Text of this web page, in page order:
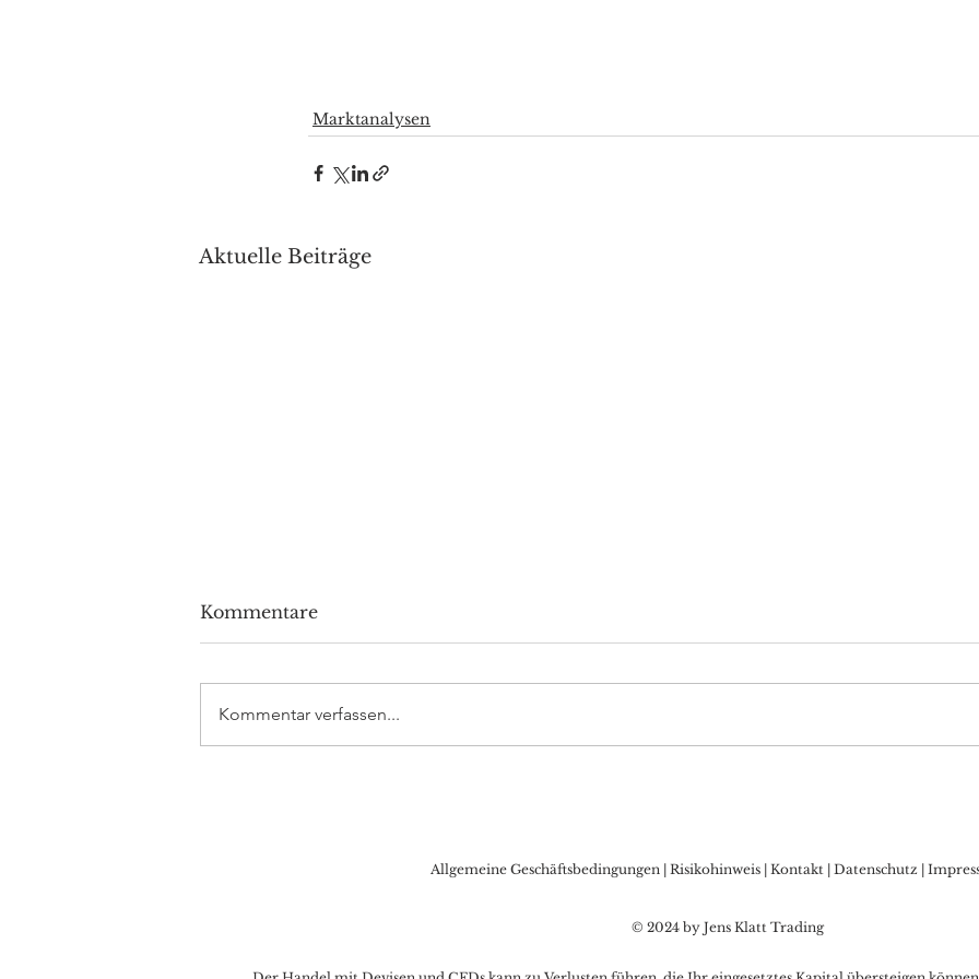
Marktanalysen
Aktuelle Beiträge
Kommentare
Kommentar verfassen...
Allgemeine Geschäftsbedingungen | Risikohinweis | Kontakt | Datenschutz |
© 2024 by Jens Klatt Trading